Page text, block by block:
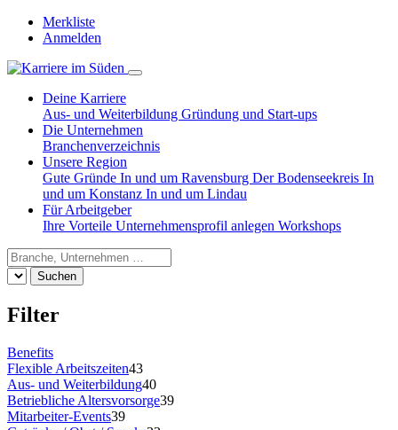
Merkliste
Anmelden
Deine Karriere
Aus- und Weiterbildung Gründung und Start-ups
Die Unternehmen
Branchenverzeichnis
Unsere Region
Gute Gründe In und um Ravensburg Der Bodenseekreis In
und um Konstanz In und um Lindau
Für Arbeitgeber
Ihre Vorteile Unternehmensprofil anlegen Workshops
Suchen
Filter
Benefits
Flexible Arbeitszeiten43
Aus- und Weiterbildung40
Betriebliche Altersvorsorge39
Mitarbeiter-Events39